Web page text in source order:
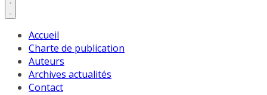
Accueil
Charte de publication
Auteurs
Archives actualités
Contact